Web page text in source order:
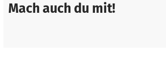
Mach auch du mit!